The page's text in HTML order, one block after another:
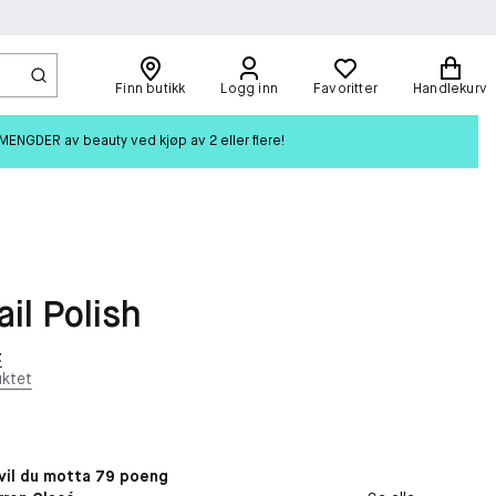
Finn butikk Logg inn Favoritter Handlekurv
av beauty ved kjøp av 2 eller flere!
Polish
du motta 79 poeng